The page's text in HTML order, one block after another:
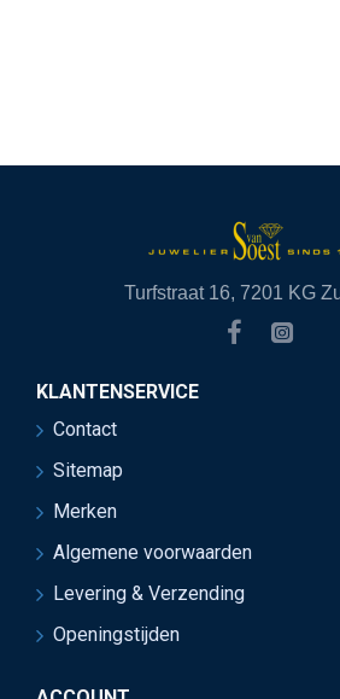
Turfstraat 16, 7201 KG
KLANTENSERVICE
Contact
Sitemap
Merken
Algemene voorwaarden
Levering & Verzending
Openingstijden